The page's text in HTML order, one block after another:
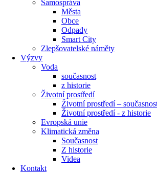
Samospráva
Města
Obce
Odpady
Smart City
Zlepšovatelské náměty
Výzvy
Voda
současnost
z historie
Životní prostředí
Životní prostředí –
Životní prostředí ​- z historie
Evropská unie
Klimatická změna
Současnost
Z historie
Videa
Kontakt